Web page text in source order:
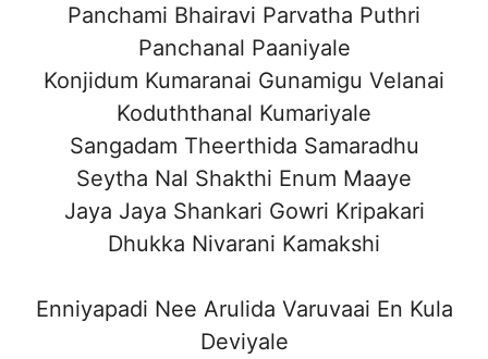
Panchami Bhairavi Parvatha Puthri
Panchanal Paaniyale
Konjidum Kumaranai Gunamigu Velanai
Koduththanal Kumariyale
Sangadam Theerthida Samaradhu
Seytha Nal Shakthi Enum Maaye
Jaya Jaya Shankari Gowri Kripakari
Dhukka Nivarani Kamakshi
Enniyapadi Nee Arulida Varuvaai En Kula
Deviyale